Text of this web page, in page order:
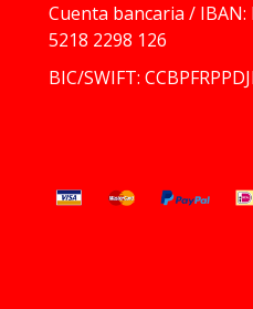
Cuenta bancaria / IBAN:
5218 2298 126
BIC/SWIFT: